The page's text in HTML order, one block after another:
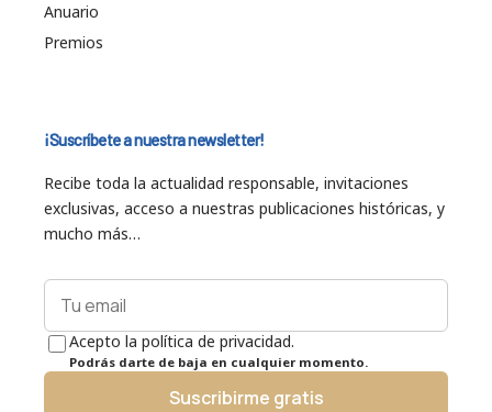
Anuario
Premios
¡Suscríbete a nuestra newsletter!
Recibe toda la actualidad responsable, invitaciones
exclusivas, acceso a nuestras publicaciones históricas, y
mucho más…
Acepto la política de privacidad.
Podrás darte de baja en cualquier momento.
Suscribirme gratis